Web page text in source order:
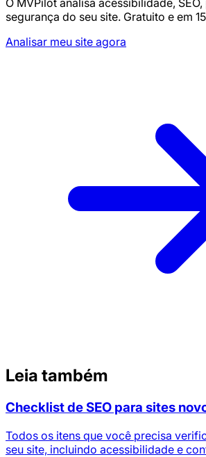
O MVPilot analisa acessibilidade,
segurança do seu site. Gratuito e em
Analisar meu site agora
Leia também
Checklist de SEO para sites
Todos os itens que você precisa
seu site, incluindo acessibilidade e